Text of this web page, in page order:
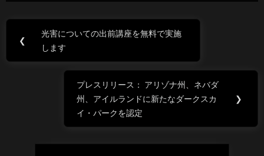
投
稿❮
Previous
Post:
光害についての出前講座を無料で実施
します
Next
Post:
プレスリリース： アリゾナ州、ネバダ
州、アイルランドに新たなダークスカ
イ・パークを認定
❯